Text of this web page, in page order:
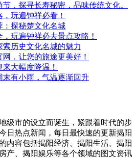
，探寻长寿秘密，品味传统文化。
玩遍钟祥必看！
：探秘楚文化名城
玩遍钟祥必去景点攻略！
历史文化名城的魅力
，让您的旅途更美好！
大幅度降温！
末有小雨，气温逐渐回升
级市的设立而诞生，紧跟着时代的步
日热点新闻，每日最快速的更新揭阳
内容包括揭阳经济、揭阳生活、揭阳
产、揭阳娱乐等各个领域的图文资讯